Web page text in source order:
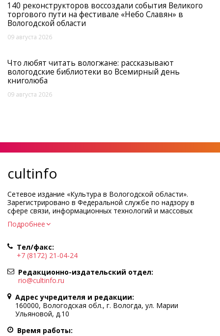
140 реконструкторов воссоздали события Великого
торгового пути на фестивале «Небо Славян» в
Вологодской области
09 августа 2026
Что любят читать вологжане: рассказывают
вологодские библиотеки во Всемирный день
книголюба
09 августа 2026
cultinfo
Сетевое издание «Культура в Вологодской области».
Зарегистрировано в Федеральной службе по надзору в
сфере связи, информационных технологий и массовых
коммуникаций.
Регистрационный номер и дата принятия решения о
Учредитель КУ ВО «Информационно-аналитический центр
культуры»
Адрес учредителя и редакции: 160000, Вологодская обл., г.
Вологда, ул. Марии Ульяновой, д.10
Главный редактор — Легчанова Елена Григорьевна
Политика в отношении обработки персональных данных
При полном или частичном использовании информации
портала гиперссылка на cultinfo.ru обязательна.
Подробнее
Тел/факс:
+7 (8172) 21-04-24
Редакционно-издательский отдел:
rio@cultinfo.ru
Адрес учредителя и редакции:
160000, Вологодская обл., г. Вологда, ул. Марии
Ульяновой, д.10
Время работы: